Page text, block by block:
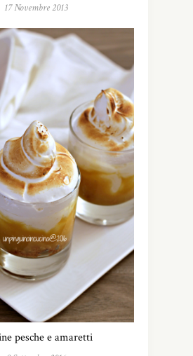
17 Novembre 2013
pesche e amaretti